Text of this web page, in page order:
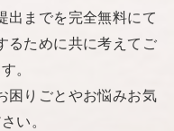
出までを完全無料にて
るために共に考えてご
。
困りごとやお悩みお気
い。